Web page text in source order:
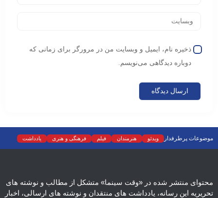
ذخیره نام، ایمیل و وبسایت من در مرورگر برای زمانی که
دوباره دیدگاهی می‌نویسم.
موضوعات پرطرفدار ویدئو هنرمندان فیلم فرهنگی و هنری
یادداشت
نمایش خانگی
نقد موسیقی سینما رادیو و تلویزیون تجسمی
تئاتر
محتوای منتشر شده در «وقت سینما» متشکل از مطالب و نوشته های
تحریریه این رسانه، یادداشت های منتقدان و نوشته های ارسالی، اخبار